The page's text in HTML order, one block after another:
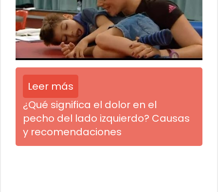
Leer más
¿Qué significa el dolor en el
pecho del lado izquierdo? Causas
y recomendaciones